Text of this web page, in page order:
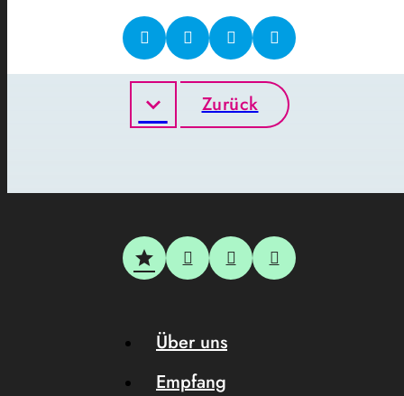
Zurück
Über uns
Empfang